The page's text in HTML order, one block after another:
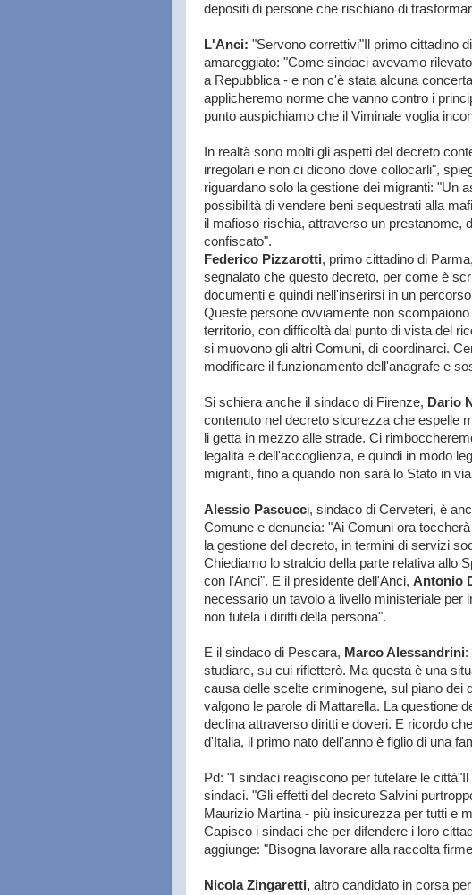
depositi di persone che rischiano di
L'Anci: "Servono correttivi"Il primo cittadino
amareggiato: "Come sindaci avevamo
a Repubblica - e non c'è stata alcuna
applicheremo norme che vanno contro i
punto auspichiamo che il Viminale voglia
In realtà sono molti gli aspetti del decreto
irregolari e non ci dicono dove collocarli",
riguardano solo la gestione dei migranti: "Un
possibilità di vendere beni sequestrati alla
il mafioso rischia, attraverso un prestanome,
confiscato".
Federico Pizzarotti, primo cittadino di
segnalato che questo decreto, per come è
documenti e quindi nell'inserirsi in un
Queste persone ovviamente non
territorio, con difficoltà dal punto di vista del
si muovono gli altri Comuni, di coordinarci.
modificare il funzionamento dell'anagrafe e
Si schiera anche il sindaco di Firenze, Dario
contenuto nel decreto sicurezza che espelle
li getta in mezzo alle strade. Ci
legalità e dell'accoglienza, e quindi in modo
migranti, fino a quando non sarà lo Stato in
Alessio Pascucci, sindaco di Cerveteri, è
Comune e denuncia: "Ai Comuni ora
la gestione del decreto, in termini di servizi
Chiediamo lo stralcio della parte relativa allo
con l'Anci". E il presidente dell'Anci, Antonio
necessario un tavolo a livello ministeriale
non tutela i diritti della persona".
E il sindaco di Pescara, Marco Alessandrini:
studiare, su cui rifletterò. Ma questa è una
causa delle scelte criminogene, sul piano dei
valgono le parole di Mattarella. La questione
declina attraverso diritti e doveri. E ricordo
d'Italia, il primo nato dell'anno è figlio di una
Pd: "I sindaci reagiscono per tutelare le
sindaci. "Gli effetti del decreto Salvini
Maurizio Martina - più insicurezza per tutti e
Capisco i sindaci che per difendere i loro
aggiunge: "Bisogna lavorare alla raccolta
Nicola Zingaretti, altro candidato in corsa